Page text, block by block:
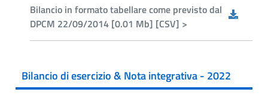
Bilancio in formato tabellare come previsto dal
DPCM 22/09/2014 [0.01 Mb] [CSV] >
Bilancio di esercizio & Nota integrativa - 2022